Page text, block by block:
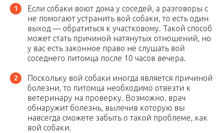
Если собаки воют дома у соседей, а разговоры с
не помогают устранить вой собаки, то есть один
выход — обратиться к участковому. Такой способ
может стать причиной натянутых отношений, но
у вас есть законное право не слушать вой
соседнего питомца после 10 часов вечера.
Поскольку вой собаки иногда является причиной
болезни, то питомца необходимо отвезти к
ветеринару на проверку. Возможно, врач
обнаружит болезнь, вылечив которую вы
навсегда сможете забыть о такой проблеме, как
вой собаки.